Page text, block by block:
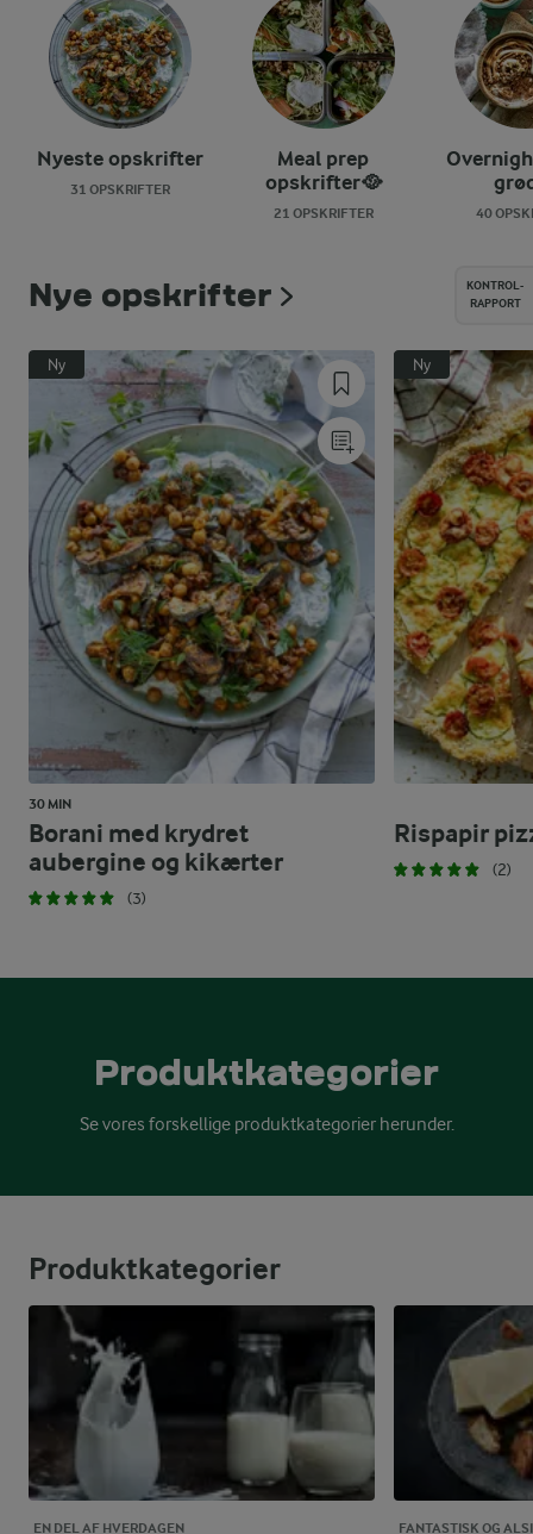
Nyeste opskrifter
31 OPSKRIFTER
Meal prep
opskrifter🥘
21 OPSKRIFTER 40
Nye opskrifter
Ny
30 MIN
Borani med krydret
aubergine og kikærter
(3)
Ny
Rispapir
(2)
Produkt­kategorier
Se vores forskellige produktkategorier herunder.
Produktkategorier
EN DEL AF HVERDAGEN FANTASTISK OG
KONTROL-
RAPPORT